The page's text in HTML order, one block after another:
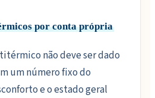
por conta própria
não deve ser dado
um número fixo do
e o estado geral